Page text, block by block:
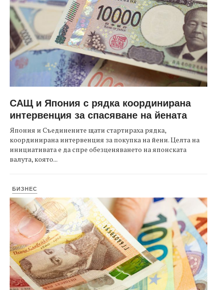
САЩ и Япония с рядка координирана
интервенция за спасяване на йената
Япония и Съединените щати стартираха рядка,
координирана интервенция за покупка на йени. Целта на
инициативата е да спре обезценяването на японската
валута, която...
БИЗНЕС